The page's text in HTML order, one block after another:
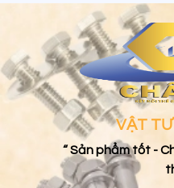
cầu và nhu cầu sử dụng.
VẬT
“ Sản phẩm tốt -